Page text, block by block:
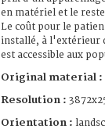
en matériel et le
Le coût pour le
installé, à l'extérieur
est accessible aux
Original material :
Resolution :
Orientation :